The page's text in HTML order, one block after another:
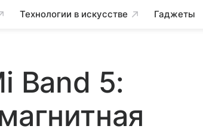
Технологии в искусстве Гаджеты
Band 5: